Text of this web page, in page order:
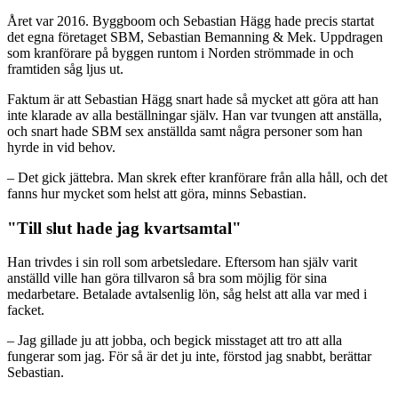
Året var 2016. Byggboom och Sebastian Hägg hade precis startat
det egna företaget SBM, Sebastian Bemanning & Mek. Uppdragen
som kranförare på byggen runtom i Norden strömmade in och
framtiden såg ljus ut.
Faktum är att Sebastian Hägg snart hade så mycket att göra att han
inte klarade av alla beställningar själv. Han var tvungen att anställa,
och snart hade SBM sex anställda samt några personer som han
hyrde in vid behov.
– Det gick jättebra. Man skrek efter kranförare från alla håll, och det
fanns hur mycket som helst att göra, minns Sebastian.
"Till slut hade jag kvartsamtal"
Han trivdes i sin roll som arbetsledare. Eftersom han själv varit
anställd ville han göra tillvaron så bra som möjlig för sina
medarbetare. Betalade avtalsenlig lön, såg helst att alla var med i
facket.
– Jag gillade ju att jobba, och begick misstaget att tro att alla
fungerar som jag. För så är det ju inte, förstod jag snabbt, berättar
Sebastian.